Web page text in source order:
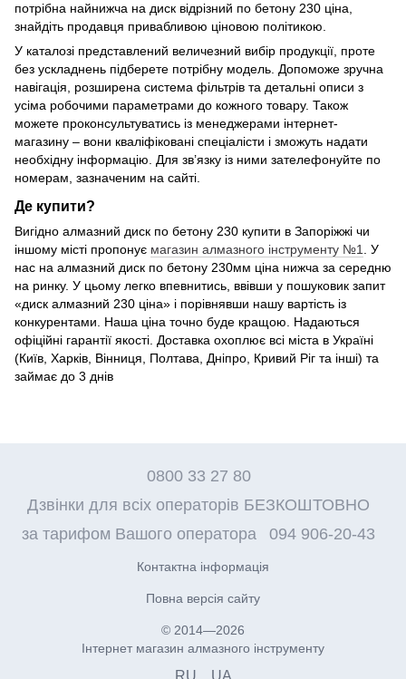
потрібна найнижча на диск відрізний по бетону 230 ціна,
знайдіть продавця привабливою ціновою політикою.
У каталозі представлений величезний вибір продукції, проте
без ускладнень підберете потрібну модель. Допоможе зручна
навігація, розширена система фільтрів та детальні описи з
усіма робочими параметрами до кожного товару. Також
можете проконсультуватись із менеджерами інтернет-
магазину – вони кваліфіковані спеціалісти і зможуть надати
необхідну інформацію. Для зв’язку із ними зателефонуйте по
номерам, зазначеним на сайті.
Де купити?
Вигідно алмазний диск по бетону 230 купити в Запоріжжі чи
іншому місті пропонує магазин алмазного інструменту №1
. У
нас на алмазний диск по бетону 230мм ціна нижча за середню
на ринку. У цьому легко впевнитись, ввівши у пошуковик запит
«диск алмазний 230 ціна» і порівнявши нашу вартість із
конкурентами. Наша ціна точно буде кращою. Надаються
офіційні гарантії якості. Доставка охоплює всі міста в Україні
(Київ, Харків, Вінниця, Полтава, Дніпро, Кривий Ріг та інші) та
займає до 3 днів
0800 33 27 80
Дзвінки для всіх операторів БЕЗКОШТОВНО
за тарифом Вашого оператора
094 906-20-43
Контактна інформація
Повна версія сайту
© 2014—2026
Інтернет магазин алмазного інструменту
RU UA